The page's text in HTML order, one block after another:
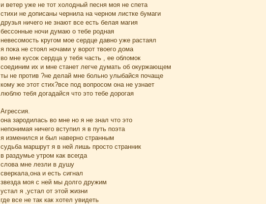
и ветер уже не тот холодный песня моя не спета
стихи не дописаны чернила на черном листке бумаги
друзья ничего не знают все есть белая магия
бессонные ночи думаю о тебе родная
невесомость кругом мое сердце давно уже растаял
я пока не стоял ночами у ворот твоего дома
во мне кусок сердца у тебя часть , ее обломок
соединим их и мне станет легче думать об окуржающем
ты не против ?не делай мне больно улыбайся почаще
кому же этот стих?все под вопросом она не узнает
люблю тебя догадайся что это тебе дорогая
Агрессия.
она зародилась во мне но я не знал что это
непонимая ничего вступил я в путь поэта
я изменился и был наверно странным
судьба маршрут я в ней лишь просто странник
в раздумье утром как всегда
слова мне лезли в душу
сверкала,она и есть сигнал
звезда моя с ней мы долго дружим
устал я ,устал от этой жизни
где все не так как хотел увидеть